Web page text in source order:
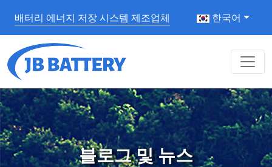
배터리 에너지 저장 시스템 제조업체 한국어
블로그 및 뉴스